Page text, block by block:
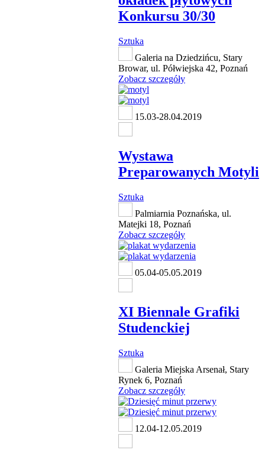
Konkursu 30/30
Sztuka
Galeria na Dziedzińcu, Stary
Browar, ul. Półwiejska 42, Poznań
Zobacz szczegóły
15.03-28.04.2019
Wystawa
Preparowanych Motyli
Sztuka
Palmiarnia Poznańska, ul.
Matejki 18, Poznań
Zobacz szczegóły
05.04-05.05.2019
XI Biennale Grafiki
Studenckiej
Sztuka
Galeria Miejska Arsenał, Stary
Rynek 6, Poznań
Zobacz szczegóły
12.04-12.05.2019